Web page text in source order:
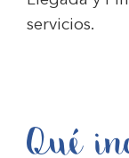
servicios.
Qué